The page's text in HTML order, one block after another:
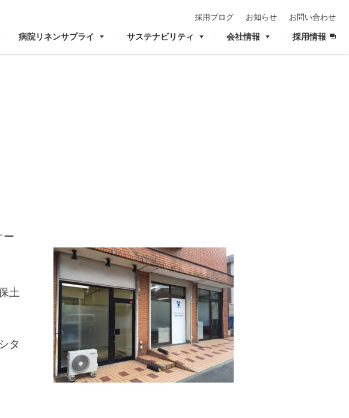
病院リネンサプライ サステナビリティ 会社情報 採用情報
採用ブログ お知らせ お問い合わせ
ー
土
タ